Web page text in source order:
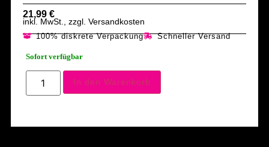
21,99 €
inkl. MwSt., zzgl. Versandkosten
100% diskrete Verpackung Schneller Versand
Sofort verfügbar
In den Warenkorb